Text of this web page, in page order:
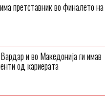
претставник во финалето на
и во Македонија ги имав
од кариерата